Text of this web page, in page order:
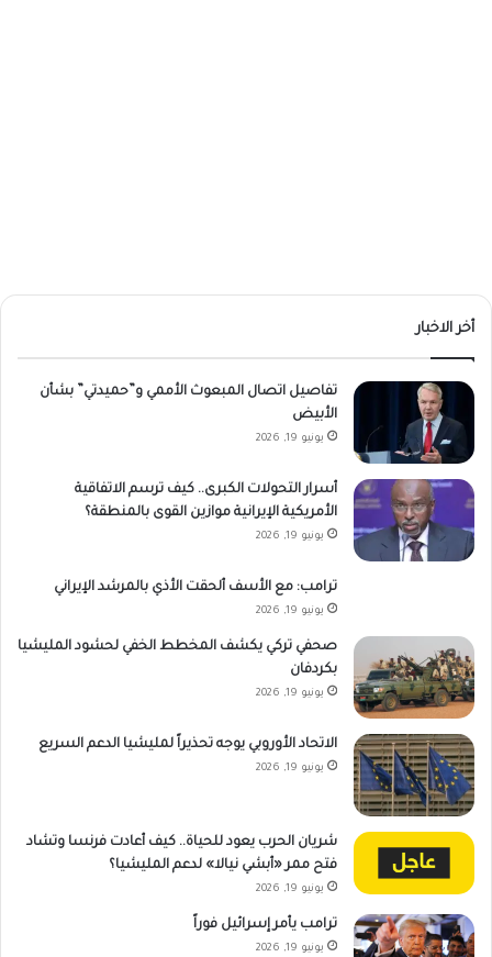
أخر الاخبار
تفاصيل اتصال المبعوث الأممي و”حميدتي” بشأن
الأبيض
يونيو 19, 2026
أسرار التحولات الكبرى.. كيف ترسم الاتفاقية
الأمريكية الإيرانية موازين القوى بالمنطقة؟
يونيو 19, 2026
ترامب: مع الأسف ألحقت الأذي بالمرشد الإيراني
يونيو 19, 2026
صحفي تركي يكشف المخطط الخفي لحشود المليشيا
بكردفان
يونيو 19, 2026
الاتحاد الأوروبي يوجه تحذيراً لمليشيا الدعم السريع
يونيو 19, 2026
شريان الحرب يعود للحياة.. كيف أعادت فرنسا وتشاد
فتح ممر «أبشي نيالا» لدعم المليشيا؟
يونيو 19, 2026
ترامب يأمر إسرائيل فوراً
يونيو 19, 2026